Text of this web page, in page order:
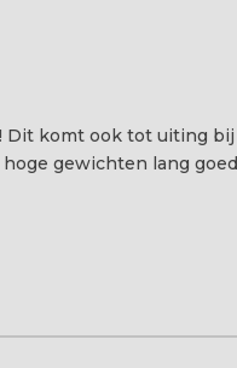
Dit komt ook tot uiting bij
gewichten lang goed